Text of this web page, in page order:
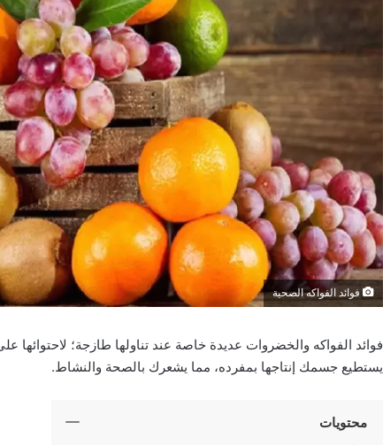
فوائد الفواكه الصحية
فوائد الفواكه والخضروات عديدة خاصة عند تناولها طازجة؛ لاحتوائها
يستطيع جسمك إنتاجها بمفرده، مما يشعرك بالصحة والنشاط.
محتويات